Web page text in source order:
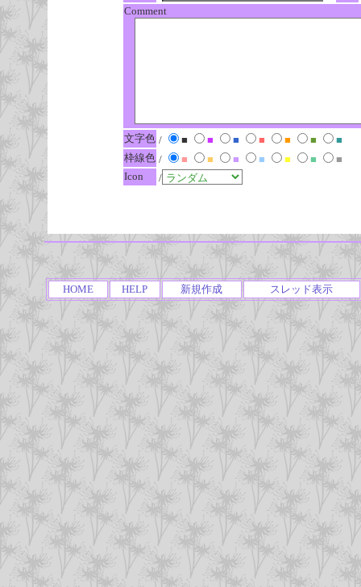
Comment
文字色 / ■ ■ ■ ■ ■ ■
■
枠線色 / ■ ■ ■ ■ ■ ■
■
Icon
/
HOME HELP 新規作成 スレッド表示